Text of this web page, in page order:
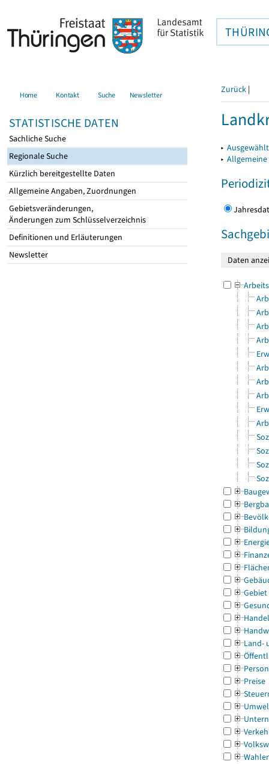
Home Kontakt Suche Newsletter
STATISTISCHE DATEN
Sachliche Suche
Regionale Suche
Kürzlich bereitgestellte Daten
Allgemeine Angaben, Zuordnungen
Gebietsveränderungen,
Änderungen zum Schlüsselverzeichnis
Definitionen und Erläuterungen
Newsletter
Zurück |
▸
▸
Gebiet
Land-
Preise